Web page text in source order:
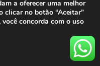
(IDH) – Todos os direitos
a oferecer uma melhor
clicar no botão “Aceitar”
concorda com o uso